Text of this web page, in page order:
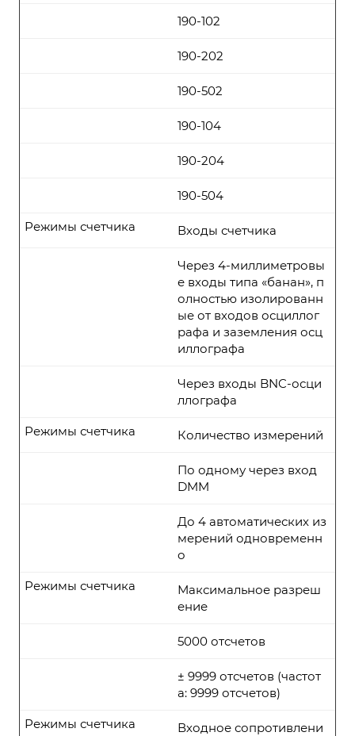
190-102
190-202
190-502
190-104
190-204
190-504
Входы счетчика
Режимы счетчика
Через 4-миллиметровы
е входы типа «банан», п
олностью изолированн
ые от входов осциллог
рафа и заземления осц
иллографа
Через входы BNC-осци
ллографа
Количество измерений
Режимы счетчика
По одному через вход
DMM
До 4 автоматических из
мерений одновременн
о
Максимальное разреш
ение
Режимы счетчика
5000 отсчетов
± 9999 отсчетов (частот
а: 9999 отсчетов)
Входное сопротивлени
Режимы счетчика